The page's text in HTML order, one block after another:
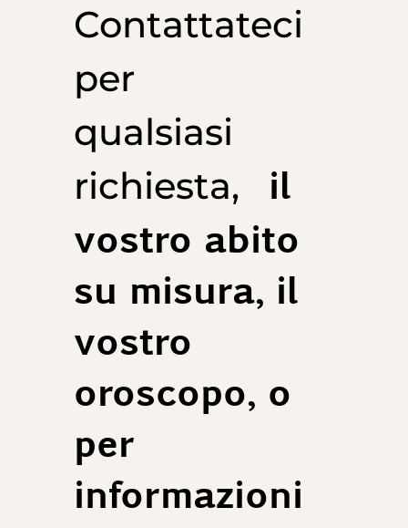
Contattateci
per
qualsiasi
richiesta,
il
vostro abito
su misura, il
vostro
oroscopo, o
per
informazioni